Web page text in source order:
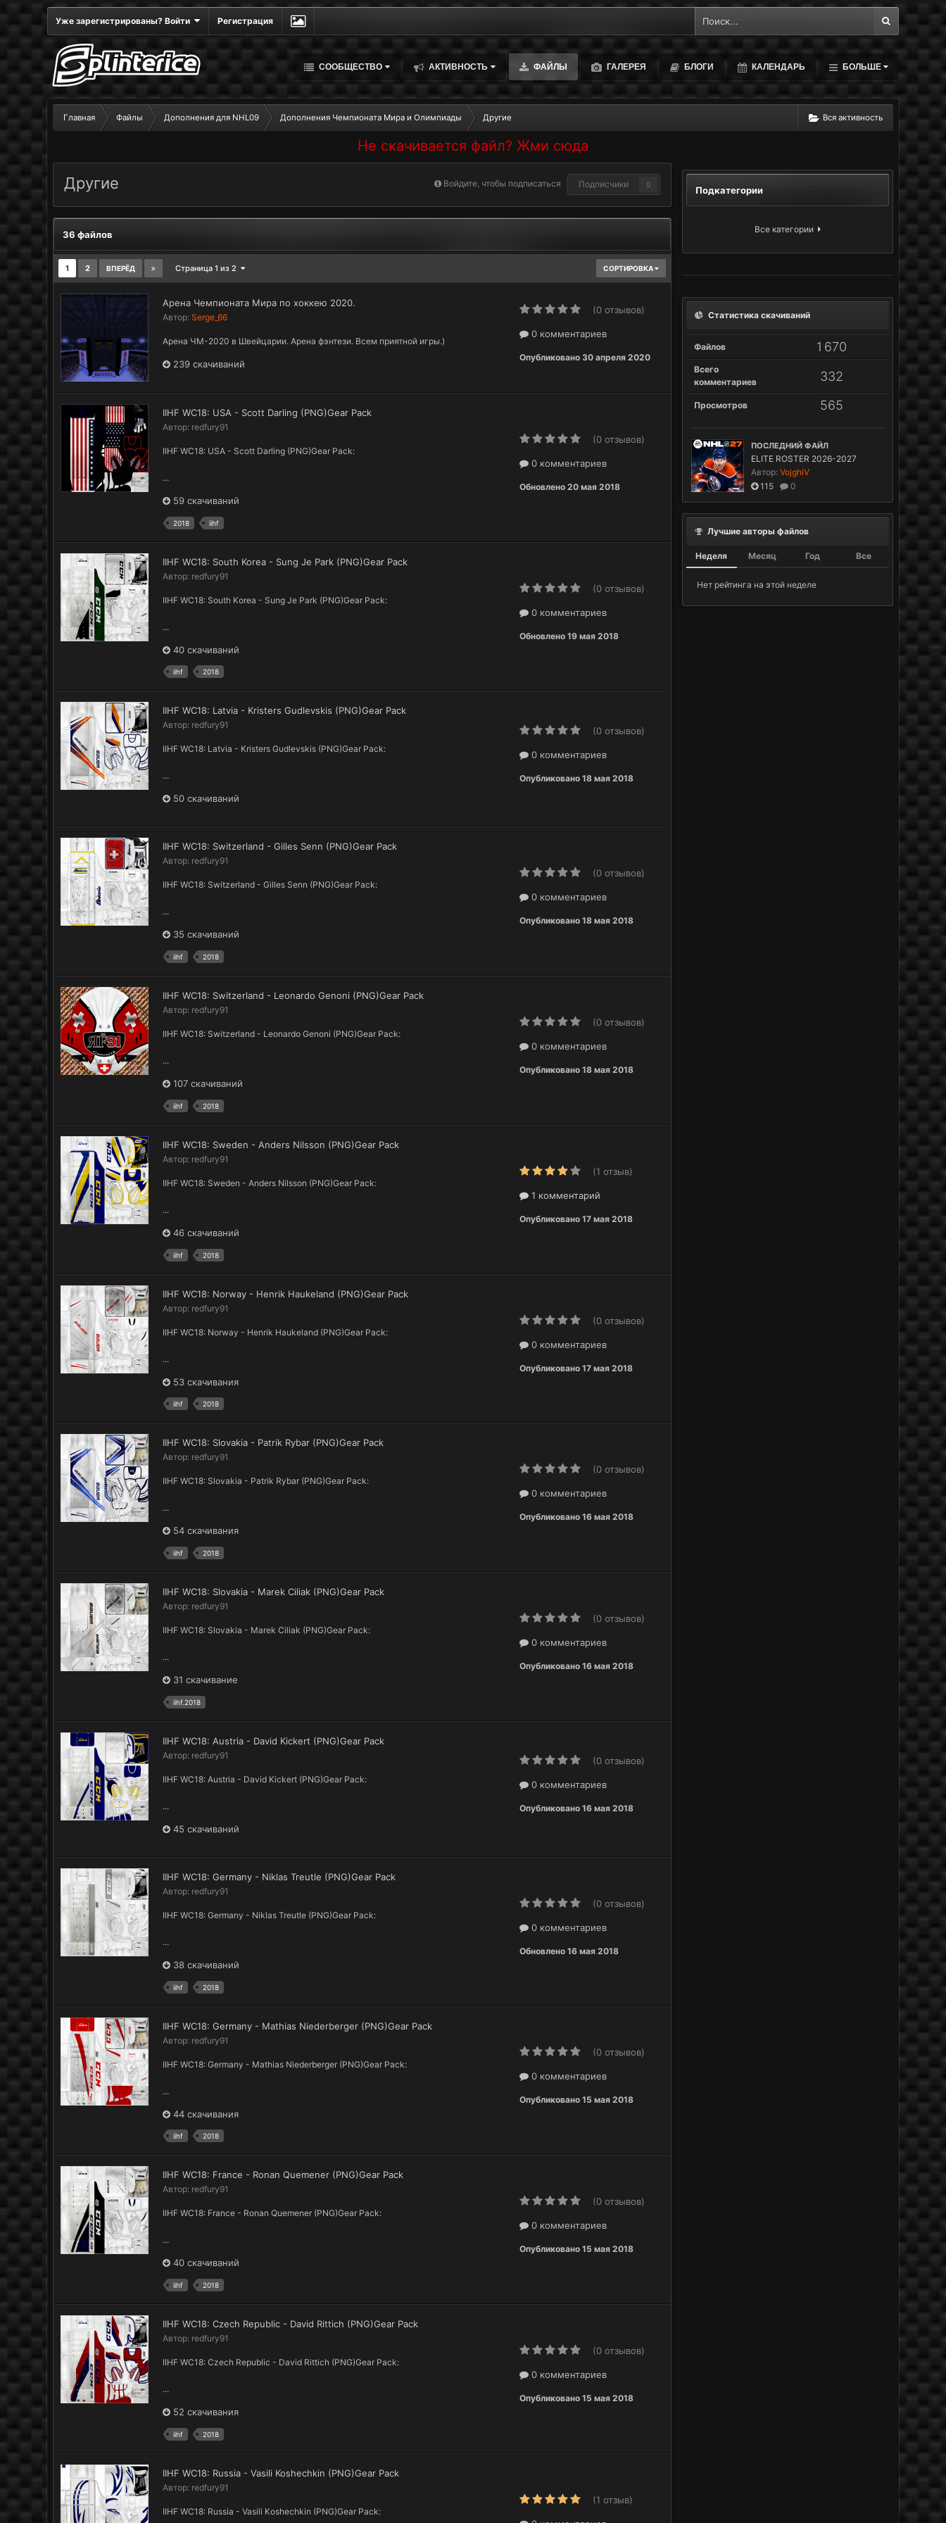
Уже зарегистрированы? Войти Регистрация
СООБЩЕСТВО АКТИВНОСТЬ ФАЙЛЫ ГАЛЕРЕЯ БЛОГИ КАЛЕНДАРЬ БОЛЬШЕ
Вся активность
Главная Файлы Дополнения для NHL09 Дополнения Чемпионата Мира и Олимпиады Другие
Не скачивается файл? Жми сюда
Другие Войдите, чтобы подписаться Подписчики 0
36 файлов
СОРТИРОВКА
1 2 ВПЕРЁД Страница 1 из 2
Арена Чемпионата Мира по хоккею 2020.
Автор:Serge_66
Арена ЧМ-2020 в Швейцарии. Арена фэнтези. Всем приятной игры.)
239 скачиваний
(0 отзывов)
0 комментариев
Опубликовано 30 апреля 2020
IIHF WC18: USA - Scott Darling (PNG)Gear Pack
Автор: redfury91
IIHF WC18: USA - Scott Darling (PNG)Gear Pack:
...
59 скачиваний
2018 iihf
(0 отзывов)
0 комментариев
Обновлено 20 мая 2018
IIHF WC18: South Korea - Sung Je Park (PNG)Gear Pack
Автор: redfury91
IIHF WC18: South Korea - Sung Je Park (PNG)Gear Pack:
...
40 скачиваний
iihf 2018
(0 отзывов)
0 комментариев
Обновлено 19 мая 2018
IIHF WC18: Latvia - Kristers Gudlevskis (PNG)Gear Pack
Автор: redfury91
IIHF WC18: Latvia - Kristers Gudlevskis (PNG)Gear Pack:
...
50 скачиваний
(0 отзывов)
0 комментариев
Опубликовано 18 мая 2018
IIHF WC18: Switzerland - Gilles Senn (PNG)Gear Pack
Автор: redfury91
IIHF WC18: Switzerland - Gilles Senn (PNG)Gear Pack:
...
35 скачиваний
iihf 2018
(0 отзывов)
0 комментариев
Опубликовано 18 мая 2018
IIHF WC18: Switzerland - Leonardo Genoni (PNG)Gear Pack
Автор: redfury91
IIHF WC18: Switzerland - Leonardo Genoni (PNG)Gear Pack:
...
107 скачиваний
iihf 2018
(0 отзывов)
0 комментариев
Опубликовано 18 мая 2018
IIHF WC18: Sweden - Anders Nilsson (PNG)Gear Pack
Автор: redfury91
IIHF WC18: Sweden - Anders Nilsson (PNG)Gear Pack:
...
46 скачиваний
iihf 2018
(1 отзыв)
1 комментарий
Опубликовано 17 мая 2018
IIHF WC18: Norway - Henrik Haukeland (PNG)Gear Pack
Автор: redfury91
IIHF WC18: Norway - Henrik Haukeland (PNG)Gear Pack:
...
53 скачивания
iihf 2018
(0 отзывов)
0 комментариев
Опубликовано 17 мая 2018
IIHF WC18: Slovakia - Patrik Rybar (PNG)Gear Pack
Автор: redfury91
IIHF WC18: Slovakia - Patrik Rybar (PNG)Gear Pack:
...
54 скачивания
iihf 2018
(0 отзывов)
0 комментариев
Опубликовано 16 мая 2018
IIHF WC18: Slovakia - Marek Ciliak (PNG)Gear Pack
Автор: redfury91
IIHF WC18: Slovakia - Marek Ciliak (PNG)Gear Pack:
...
31 скачивание
iihf.2018
(0 отзывов)
0 комментариев
Опубликовано 16 мая 2018
IIHF WC18: Austria - David Kickert (PNG)Gear Pack
Автор: redfury91
IIHF WC18: Austria - David Kickert (PNG)Gear Pack:
...
45 скачиваний
(0 отзывов)
0 комментариев
Опубликовано 16 мая 2018
IIHF WC18: Germany - Niklas Treutle (PNG)Gear Pack
Автор: redfury91
IIHF WC18: Germany - Niklas Treutle (PNG)Gear Pack:
...
38 скачиваний
iihf 2018
(0 отзывов)
0 комментариев
Обновлено 16 мая 2018
IIHF WC18: Germany - Mathias Niederberger (PNG)Gear Pack
Автор: redfury91
IIHF WC18: Germany - Mathias Niederberger (PNG)Gear Pack:
...
44 скачивания
iihf 2018
(0 отзывов)
0 комментариев
Опубликовано 15 мая 2018
IIHF WC18: France - Ronan Quemener (PNG)Gear Pack
Автор: redfury91
IIHF WC18: France - Ronan Quemener (PNG)Gear Pack:
...
40 скачиваний
iihf 2018
(0 отзывов)
0 комментариев
Опубликовано 15 мая 2018
IIHF WC18: Czech Republic - David Rittich (PNG)Gear Pack
Автор: redfury91
IIHF WC18: Czech Republic - David Rittich (PNG)Gear Pack:
...
52 скачивания
iihf 2018
(0 отзывов)
0 комментариев
Опубликовано 15 мая 2018
IIHF WC18: Russia - Vasili Koshechkin (PNG)Gear Pack
Автор: redfury91
IIHF WC18: Russia - Vasili Koshechkin (PNG)Gear Pack:
(1 отзыв)
Подкатегории
Все категории
Статистика скачиваний
Файлов 1 670
Всего
комментариев
332
Просмотров 565
ПОСЛЕДНИЙ ФАЙЛ
ELITE ROSTER 2026-2027
Автор: VojghiV
115
0
Лучшие авторы файлов
Неделя Месяц Год Все
Нет рейтинга на этой неделе